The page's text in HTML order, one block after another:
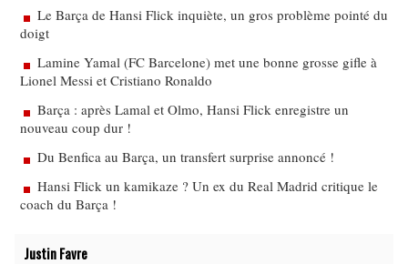
Le Barça de Hansi Flick inquiète, un gros problème pointé du
doigt
Lamine Yamal (FC Barcelone) met une bonne grosse gifle à
Lionel Messi et Cristiano Ronaldo
Barça : après Lamal et Olmo, Hansi Flick enregistre un
nouveau coup dur !
Du Benfica au Barça, un transfert surprise annoncé !
Hansi Flick un kamikaze ? Un ex du Real Madrid critique le
coach du Barça !
Justin Favre